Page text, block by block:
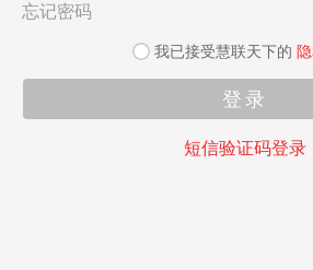
忘记密码
我已接受慧联天下的
短信验证码登录